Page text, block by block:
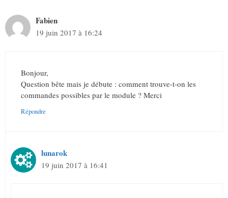
Fabien
19 juin 2017 à 16:24
Bonjour,
Question bête mais je débute : comment trouve-t-on les
commandes possibles par le module ? Merci
Répondre
lunarok
19 juin 2017 à 16:41